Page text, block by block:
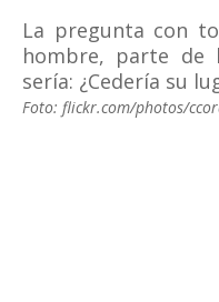
La pregunta con
hombre, parte de
sería: ¿Cedería su
Foto: flickr.com/photos/